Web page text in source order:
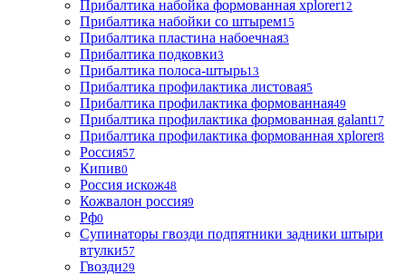
Прибалтика набойка формованная xplorer12
Прибалтика набойки со штырем15
Прибалтика пластина набоечная3
Прибалтика подковки3
Прибалтика полоса-штырь13
Прибалтика профилактика листовая5
Прибалтика профилактика формованная49
Прибалтика профилактика формованная galant17
Прибалтика профилактика формованная xplorer8
Россия57
Кипив0
Россия искож48
Кожвалон россия9
Рф0
Супинаторы гвозди подпятники задники штыри
втулки57
Гвозди29